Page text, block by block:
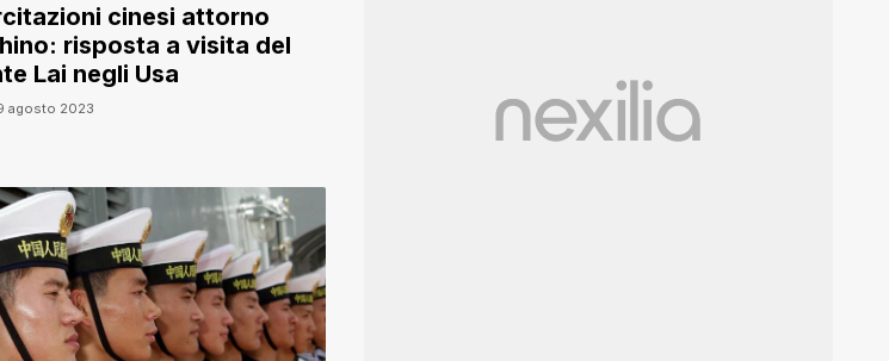
cinesi attorno
risposta a visita del
Lai negli Usa
agosto 2023